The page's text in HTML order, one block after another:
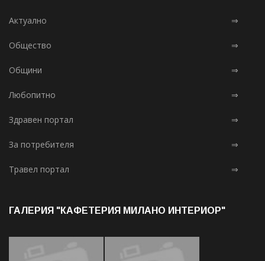
Актуално ⇒
Общество ⇒
Общини ⇒
Любопитно ⇒
Здравен портал ⇒
За потребителя ⇒
Травел портал ⇒
ГАЛЕРИЯ "КАФЕТЕРИЯ МИЛАНО ИНТЕРИОР"